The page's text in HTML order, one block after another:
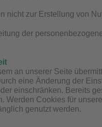
nicht zur Erstellung von
der
an unserer Seite
eine Änderung der
einschränken. Bereits
Werden Cookies für
genutzt werden.